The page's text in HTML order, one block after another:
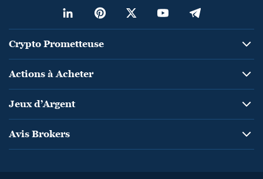
Crypto Prometteuse
Actions à Acheter
Jeux d’Argent
Avis Brokers